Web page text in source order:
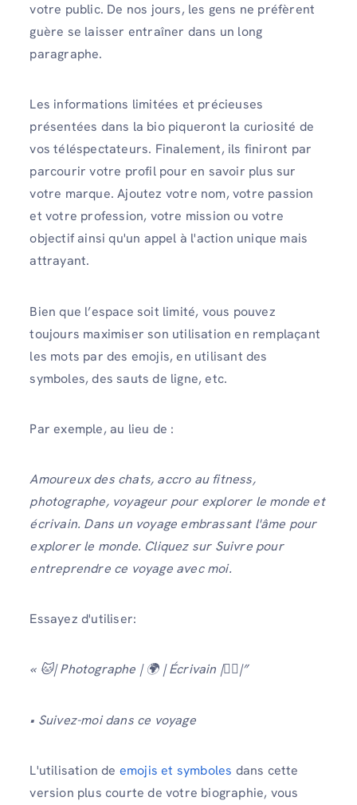
votre public. De nos jours, les gens ne préfèrent
guère se laisser entraîner dans un long
paragraphe.
Les informations limitées et précieuses
présentées dans la bio piqueront la curiosité de
vos téléspectateurs. Finalement, ils finiront par
parcourir votre profil pour en savoir plus sur
votre marque. Ajoutez votre nom, votre passion
et votre profession, votre mission ou votre
objectif ainsi qu'un appel à l'action unique mais
attrayant.
Bien que l’espace soit limité, vous pouvez
toujours maximiser son utilisation en remplaçant
les mots par des emojis, en utilisant des
symboles, des sauts de ligne, etc.
Par exemple, au lieu de :
Amoureux des chats, accro au fitness,
photographe, voyageur pour explorer le monde et
écrivain. Dans un voyage embrassant l'âme pour
explorer le monde. Cliquez sur Suivre pour
entreprendre ce voyage avec moi.
Essayez d'utiliser:
« 🐱| Photographe | 🌍 | Écrivain |🏋️‍♂️|”
• Suivez-moi dans ce voyage
L'utilisation de emojis et symboles dans cette
version plus courte de votre biographie, vous